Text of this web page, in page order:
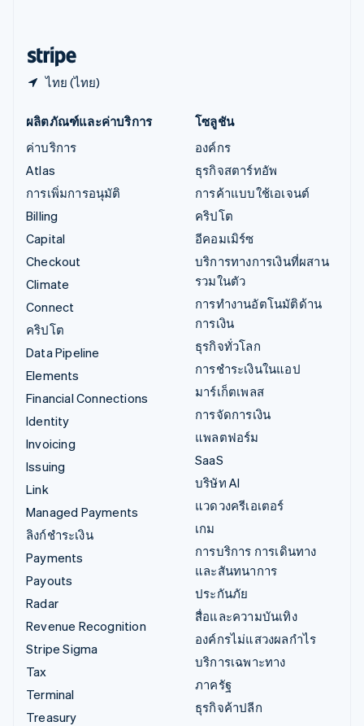
ไทย (ไทย)
ผลิตภัณฑ์และค่าบริการ
ค่าบริการ
Atlas
การเพิ่มการอนุมัติ
Billing
Capital
Checkout
Climate
Connect
คริปโต
Data Pipeline
Elements
Financial Connections
Identity
Invoicing
Issuing
Link
Managed Payments
ลิงก์ชำระเงิน
Payments
Payouts
Radar
Revenue Recognition
Stripe Sigma
Tax
Terminal
Treasury
โซลูชัน
องค์กร
ธุรกิจสตาร์ทอัพ
การค้าแบบใช้เอเจนต์
คริปโต
อีคอมเมิร์ซ
บริการทางการเงินที่ผสาน
รวมในตัว
การทำงานอัตโนมัติด้าน
การเงิน
ธุรกิจทั่วโลก
การชำระเงินในแอป
มาร์เก็ตเพลส
การจัดการเงิน
แพลตฟอร์ม
SaaS
บริษัท AI
แวดวงครีเอเตอร์
เกม
การบริการ การเดินทาง
และสันทนาการ
ประกันภัย
สื่อและความบันเทิง
องค์กรไม่แสวงผลกำไร
บริการเฉพาะทาง
ภาครัฐ
ธุรกิจค้าปลีก